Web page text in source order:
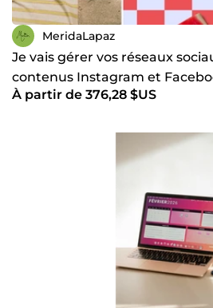
MeridaLapaz
Je vais gérer vos réseaux
contenus Instagram et
À partir de 376,28 $US